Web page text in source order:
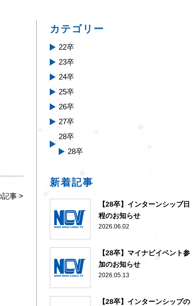
記事>
カテゴリー
22卒
23卒
24卒
25卒
26卒
27卒
28卒
28卒
新着記事
【28卒】インターンシップ日
程のお知らせ
2026.06.02
【28卒】マイナビイベント参
加のお知らせ
2026.05.13
【28卒】インターンシップの